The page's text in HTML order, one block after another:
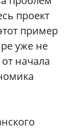
проект
пример
уже не
начала